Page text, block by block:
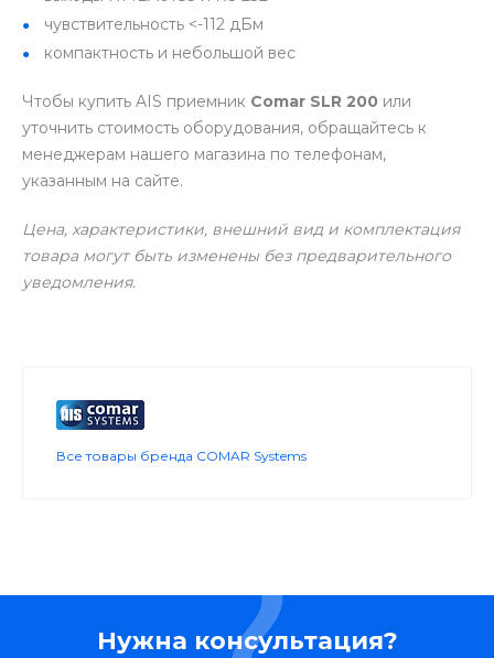
чувствительность <-112 дБм
компактность и небольшой вес
Чтобы купить AIS приемник Comar SLR 200 или
уточнить стоимость оборудования, обращайтесь к
менеджерам нашего магазина по телефонам,
указанным на сайте.
Цена, характеристики, внешний вид и комплектация
товара могут быть изменены без предварительного
уведомления.
Все товары бренда COMAR Systems
Нужна консультация?